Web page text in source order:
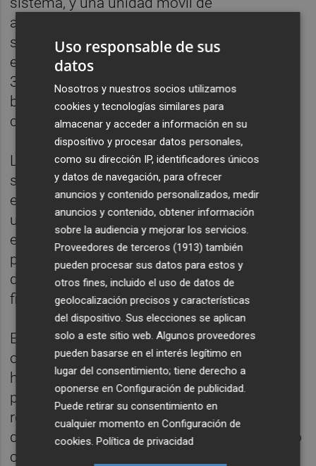
almacenamiento de alta presión y
suministro de hidrógeno, formado por dos
etapas de almacenamiento de hidrógeno a
300 y 450 bares y un dispensador a 350
bares para vehículo pesado con
comunicaciones.
La disponibilidad de una infraestructura de
suministro en el puerto de Valencia creará el
entorno perfecto para el ensayo de posibles
usos futuros de las pilas de combustible en
el sector marítimo portuario, que se
pretende explotar no sólo durante el período
de prueba sino también después de la
finalización del proyecto.
El proyecto europeo H2PORTS tiene como
objetivo probar y validar tecnologías de
hidrógeno sobre maquinaria portuaria que
permitan contar con soluciones aplicables y
reales sin afectar al rendimiento y seguridad
de las operaciones portuarias y produciendo
cero emisiones locales.
Uso responsable de sus
datos
Nosotros y nuestros socios utilizamos
cookies y tecnologías similares para
almacenar y acceder a información en su
dispositivo y procesar datos personales,
como su dirección IP, identificadores únicos
y datos de navegación, para ofrecer
anuncios y contenido personalizados, medir
anuncios y contenido, obtener información
sobre la audiencia y mejorar los servicios.
Proveedores de terceros (1913) también
pueden procesar sus datos para estos y
otros fines, incluido el uso de datos de
geolocalización precisos y características
del dispositivo. Sus elecciones se aplican
solo a este sitio web. Algunos proveedores
pueden basarse en el interés legítimo en
lugar del consentimiento; tiene derecho a
oponerse enConfiguración de publicidad.
Puede retirar su consentimiento en
cualquier momento enConfiguración de
cookies.Política de privacidad